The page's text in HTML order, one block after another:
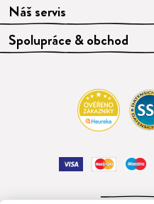
Náš servis
Spolupráce & obchod